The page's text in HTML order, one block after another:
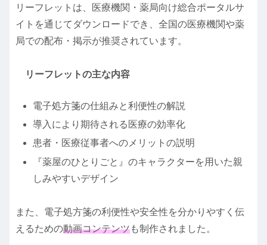
リーフレットは、医療機関・薬局向け総合ポータルサ
イトを通じてダウンロードでき、全国の医療機関や薬
局での配布・掲示が推奨されています。
リーフレットの主な内容
電子処方箋の仕組みと利便性の解説
導入により期待される医療の効率化
患者・医療従事者へのメリットの説明
『薬屋のひとりごと』のキャラクターを用いた親
しみやすいデザイン
また、電子処方箋の利便性や安全性を分かりやすく伝
えるための動画コンテンツも制作されました。